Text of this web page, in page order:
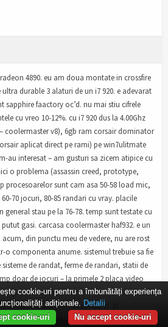
4890. eu am doua montate in crossfire
durable 3 alaturi de un i7 920. e adevarat
sapphire faactory oc’d. nu mai stiu cifrele
cu vreo 10-12%. cu i7 920 dus la 4.00Ghz
coolermaster v8), 6gb ram corsair dominator
aplicat direct pe rami) pe win7ulitmate
au interesat – am gusturi sa zicem atipice cu
o problema (assassin creed, prototype,
procesoarelor sunt cam asa 50-58 load mic,
70 jocuri, 80-85 randari cu vray. placile
stau pe la 76-78. temp sunt testate cu
gasi. carcasa coolermaster haf932. e un
din punctu meu de vedere, nu are rost
o componenta anume. sistemul trebuie sa fie
de randat, ferme de randari, statii de
doar de jocuri – la primele 2 placa video
bagat muuulti bani in sistemul asta, dar am
lipeste de calc. min 12 ore pe zi. pt
de gand sa va constr ceva similar nu va
cookie-uri pentru a îmbunătăți experiența
adiționale. Detalii
Nu accept cookie-uri
cookie-uri